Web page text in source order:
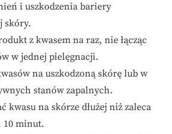
i uszkodzenia bariery
skóry.
z kwasem na raz, nie łącząc
w jednej pielęgnacji.
na uszkodzoną skórę lub w
stanów zapalnych.
kwasu na skórze dłużej niż zaleca
10 minut.